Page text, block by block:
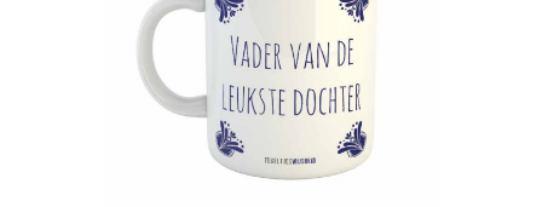
Geschenkjes
Zoeken
Blogs